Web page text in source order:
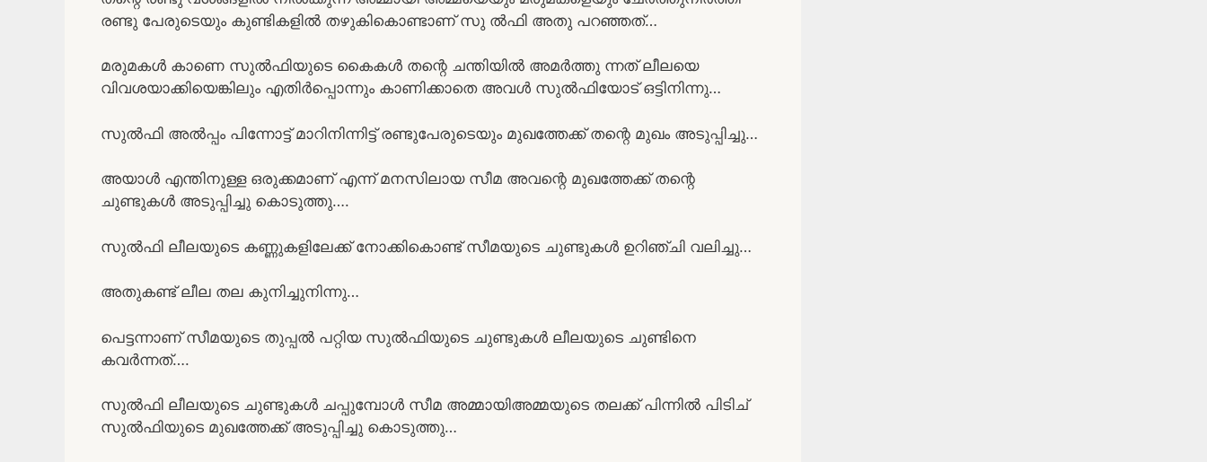
രണ്ടു പേരുടെയും കുണ്ടികളിൽ തഴുകികൊണ്ടാണ് സു ൽഫി അതു പറഞ്ഞത്…
മരുമകൾ കാണെ സുൽഫിയുടെ കൈകൾ തന്റെ ചന്തിയിൽ അമർത്തു ന്നത് ലീലയെ
വിവശയാക്കിയെങ്കിലും എതിർപ്പൊന്നും കാണിക്കാതെ അവൾ സുൽഫിയോട് ഒട്ടിനിന്നു…
സുൽഫി അൽപ്പം പിന്നോട്ട് മാറിനിന്നിട്ട് രണ്ടുപേരുടെയും മുഖത്തേക്ക് തന്റെ മുഖം അടുപ്പിച്ചു…
അയാൾ എന്തിനുള്ള ഒരുക്കമാണ് എന്ന് മനസിലായ സീമ അവന്റെ മുഖത്തേക്ക് തന്റെ
ചുണ്ടുകൾ അടുപ്പിച്ചു കൊടുത്തു….
സുൽഫി ലീലയുടെ കണ്ണുകളിലേക്ക് നോക്കികൊണ്ട് സീമയുടെ ചുണ്ടുകൾ ഉറിഞ്ചി വലിച്ചു…
അതുകണ്ട് ലീല തല കുനിച്ചുനിന്നു…
പെട്ടന്നാണ് സീമയുടെ തുപ്പൽ പറ്റിയ സുൽഫിയുടെ ചുണ്ടുകൾ ലീലയുടെ ചുണ്ടിനെ
കവർന്നത്….
സുൽഫി ലീലയുടെ ചുണ്ടുകൾ ചപ്പുമ്പോൾ സീമ അമ്മായിഅമ്മയുടെ തലക്ക് പിന്നിൽ പിടിച്
സുൽഫിയുടെ മുഖത്തേക്ക് അടുപ്പിച്ചു കൊടുത്തു…